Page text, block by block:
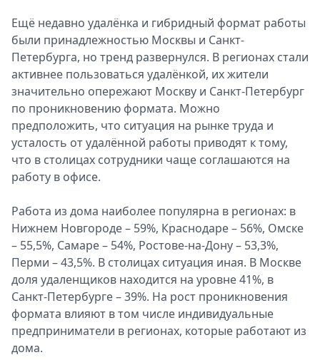
Ещё недавно удалёнка и гибридный формат работы
были принадлежностью Москвы и Санкт-
Петербурга, но тренд развернулся. В регионах стали
активнее пользоваться удалёнкой, их жители
значительно опережают Москву и Санкт-Петербург
по проникновению формата. Можно
предположить, что ситуация на рынке труда и
усталость от удалённой работы приводят к тому,
что в столицах сотрудники чаще соглашаются на
работу в офисе.
Работа из дома наиболее популярна в регионах: в
Нижнем Новгороде – 59%, Краснодаре – 56%, Омске
– 55,5%, Самаре – 54%, Ростове-на-Дону – 53,3%,
Перми – 43,5%. В столицах ситуация иная. В Москве
доля удаленщиков находится на уровне 41%, в
Санкт-Петербурге – 39%. На рост проникновения
формата влияют в том числе индивидуальные
предприниматели в регионах, которые работают из
дома.